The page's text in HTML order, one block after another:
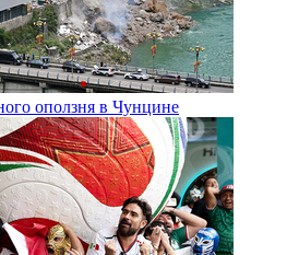
оползня в Чунцине